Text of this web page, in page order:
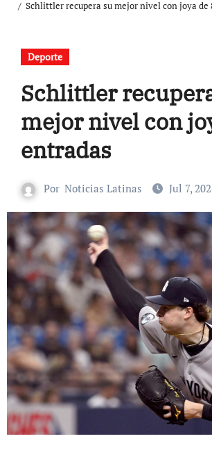
Schlittler recupera su mejor nivel con joya de
Deporte
Schlittler
mejor nivel con
entradas
Por Noticias Latinas Jul 7,